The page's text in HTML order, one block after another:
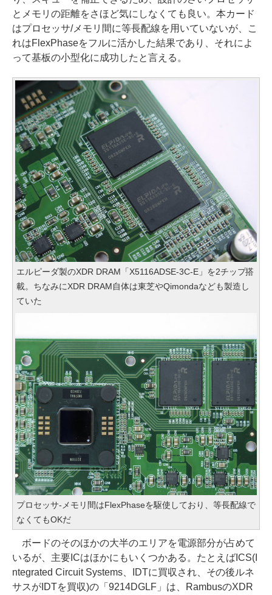
とメモリの距離をさほど気にしなくても良い。本カード
はプロセッサ/メモリ間に等長配線を用いていないが、こ
れはFlexPhaseをフルに活かした結果であり、それによ
って基板の小型化に成功したと言える。
エルピーダ製のXDR DRAM「X5116ADSE-3C-E」を2チップ搭
載。ちなみにXDR DRAM自体は東芝やQimondaなども製造し
ていた
プロセッサ-メモリ間はFlexPhaseを駆使しており、等長配線で
なくてもOKだ
ボードのそのほかの大半のエリアを電源部分が占めて
いるが、主要ICはほかにもいくつかある。たとえばICS(I
ntegrated Circuit Systems、IDTに買収され、その後ルネ
サスがIDTを買収)の「9214DGLF」は、RambusのXDR